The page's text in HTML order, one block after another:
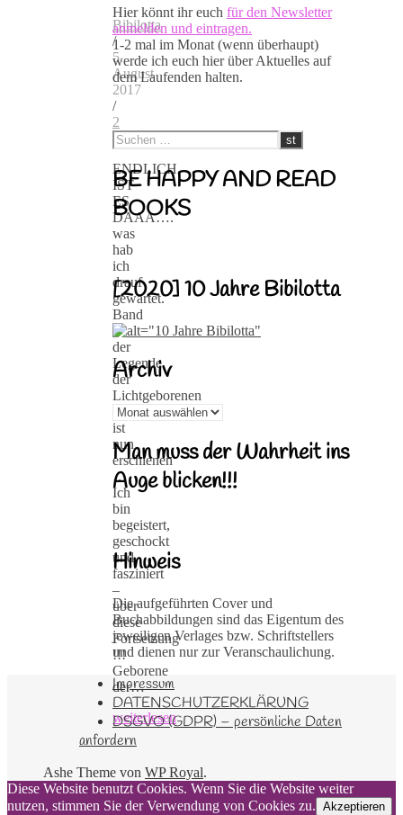
Bibilotta
/
5.
August
2017
/
2
Kommentare
ENDLICH
IST
ES
DAAA….
was
hab
ich
drauf
gewartet.
Band
2
der
Legende
der
Lichtgeborenen
Reihe
ist
nun
erschienen
…
Ich
bin
begeistert,
geschockt
und
fasziniert
–
über
diese
Fortsetzung
!!!
Geborene
der…
weiterlesen
Hier könnt ihr euch für den Newsletter
anmelden und eintragen.
1-2 mal im Monat (wenn überhaupt)
werde ich euch hier über Aktuelles auf
dem Laufenden halten.
BE HAPPY AND READ
BOOKS
[2020] 10 Jahre Bibilotta
Archiv
Archiv
Man muss der Wahrheit ins
Auge blicken!!!
Hinweis
Die aufgeführten Cover und
Buchabbildungen sind das Eigentum des
jeweiligen Verlages bzw. Schriftstellers
und dienen nur zur Veranschaulichung.
Impressum
DATENSCHUTZERKLÄRUNG
DSGVO (GDPR) – persönliche Daten
anfordern
Ashe Theme von WP Royal.
Diese Website benutzt Cookies. Wenn Sie die Website weiter
nutzen, stimmen Sie der Verwendung von Cookies zu. Akzeptieren